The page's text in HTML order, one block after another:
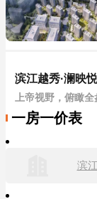
滨江越秀·澜映
上帝视野，俯瞰全
一房一价表
滨